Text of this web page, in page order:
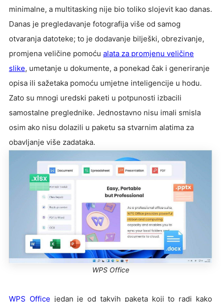
minimalne, a multitasking nije bio toliko slojevit kao danas.
Danas je pregledavanje fotografija više od samog
otvaranja datoteke; to je dodavanje bilješki, obrezivanje,
promjena veličine pomoću alata za promjenu veličine
slike, umetanje u dokumente, a ponekad čak i generiranje
opisa ili sažetaka pomoću umjetne inteligencije u hodu.
Zato su mnogi uredski paketi u potpunosti izbacili
samostalne preglednike. Jednostavno nisu imali smisla
osim ako nisu dolazili u paketu sa stvarnim alatima za
obavljanje više zadataka.
WPS Office
WPS Office jedan je od takvih paketa koji to radi kako